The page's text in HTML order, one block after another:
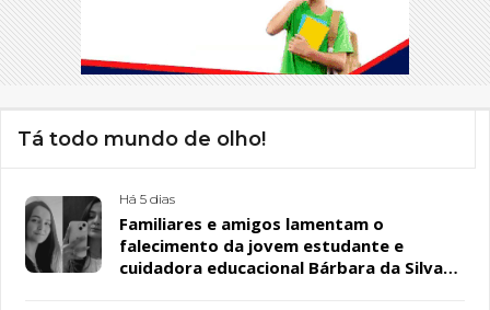
Tá todo mundo de olho!
Há 5 dias
Familiares e amigos lamentam o
falecimento da jovem estudante e
cuidadora educacional Bárbara da Silva